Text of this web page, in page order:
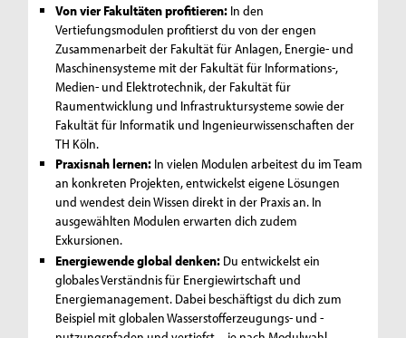
Von vier Fakultäten profitieren: In den
Vertiefungsmodulen profitierst du von der engen
Zusammenarbeit der Fakultät für Anlagen, Energie- und
Maschinensysteme mit der Fakultät für Informations-,
Medien- und Elektrotechnik, der Fakultät für
Raumentwicklung und Infrastruktursysteme sowie der
Fakultät für Informatik und Ingenieurwissenschaften der
TH Köln.
Praxisnah lernen: In vielen Modulen arbeitest du im Team
an konkreten Projekten, entwickelst eigene Lösungen
und wendest dein Wissen direkt in der Praxis an. In
ausgewählten Modulen erwarten dich zudem
Exkursionen.
Energiewende global denken: Du entwickelst ein
globales Verständnis für Energiewirtschaft und
Energiemanagement. Dabei beschäftigst du dich zum
Beispiel mit globalen Wasserstofferzeugungs- und -